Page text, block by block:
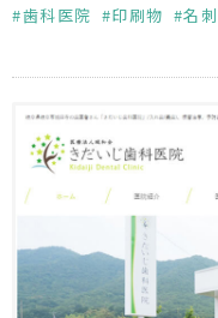
歯科医院
印刷物 名刺